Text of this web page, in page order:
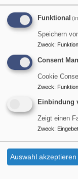
€
Taufe
Tageslosung
Siehe, was ich
So verkündige
Jesaja 42,9
Funktional
Speichern
Zweck:
Consent
Cookie
Zweck:
Einbindung
Zeigt einen
Zweck:
Auswahl akzeptieren